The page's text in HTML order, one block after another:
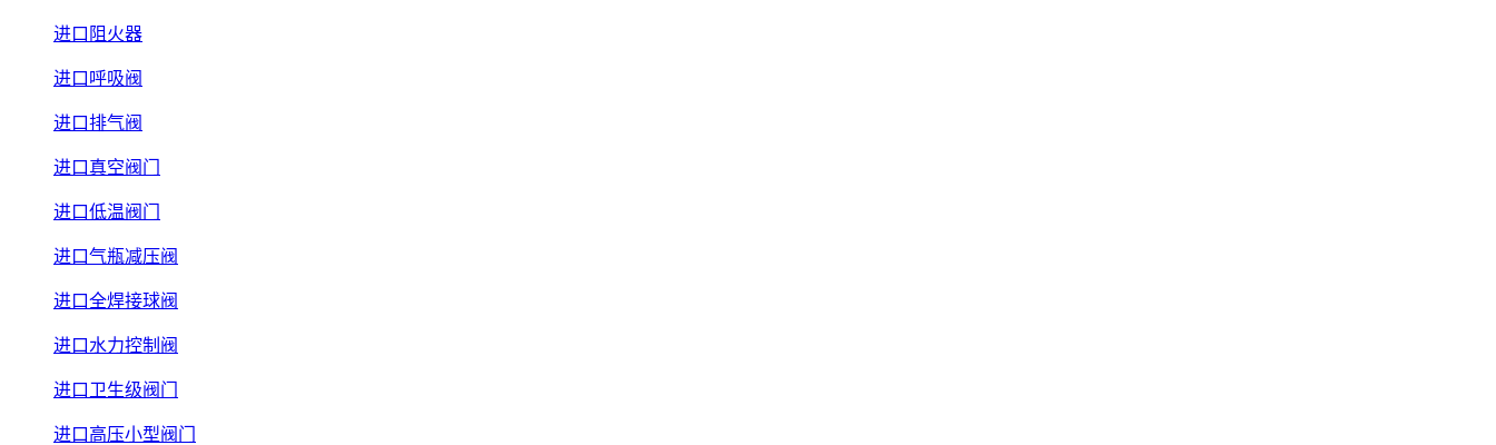
进口阻火器
进口呼吸阀
进口排气阀
进口真空阀门
进口低温阀门
进口气瓶减压阀
进口全焊接球阀
进口水力控制阀
进口卫生级阀门
进口高压小型阀门